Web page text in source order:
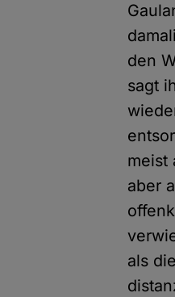
den
sagt
meist
aber
als